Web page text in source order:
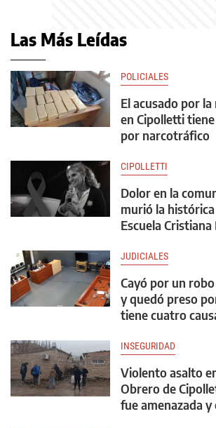
Las Más Leídas
POLICIALES
El acusado por
en Cipolletti
por narcotráfico
CIPOLLETTI
Dolor en la
murió la
Escuela
JUDICIALES
Cayó por un
y quedó preso
tiene cuatro
INSEGURIDAD
Violento asalto
Obrero de
fue amenazada y